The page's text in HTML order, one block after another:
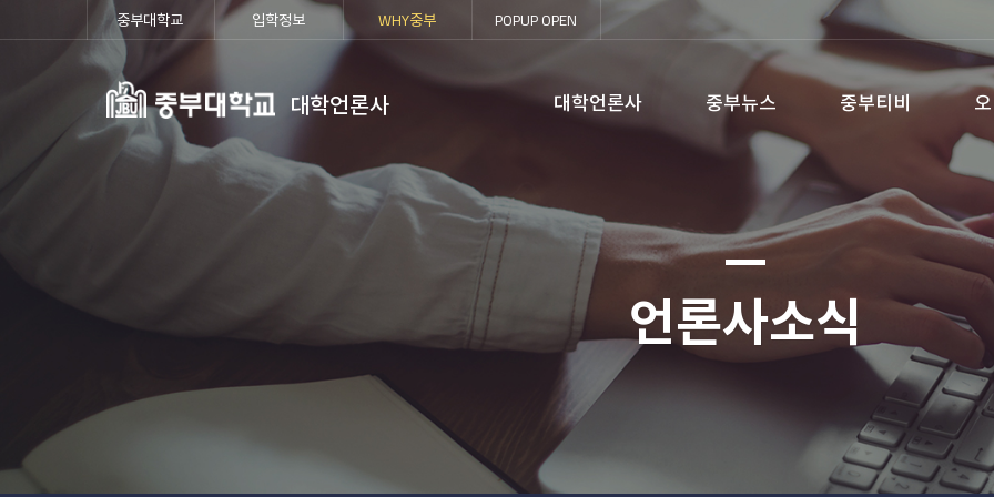
대학언론사
중부대학교 입학정보 WHY중부 POPUP OPEN
대학언론사 중부뉴스 중부티비
언론사소식